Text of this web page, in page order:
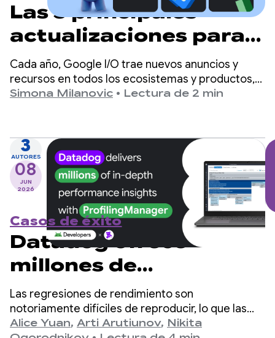
Las 3 principales
actualizaciones para
la productividad de
los desarrolladores de
Android
Cada año, Google I/O trae nuevos anuncios y
recursos en todos los ecosistemas y productos,
incluido el desarrollo de Android. A medida que el
ofertas para brindarte una mejor asistencia,
independientemente de cómo decidas
desarrollar para Android.
Simona Milanovic • Lectura de 2 min
3
AUTORES
08
JUN
2026
Casos de éxito
Datadog ofrece
millones de
estadísticas de
rendimiento
Las regresiones de rendimiento son
notoriamente difíciles de reproducir, lo que las
convierte en un cuello de botella masivo para los
Alice Yuan, Arti Arutiunov, Nikita